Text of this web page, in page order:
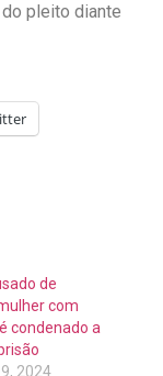
pleito diante
de
com
condenado a
2024